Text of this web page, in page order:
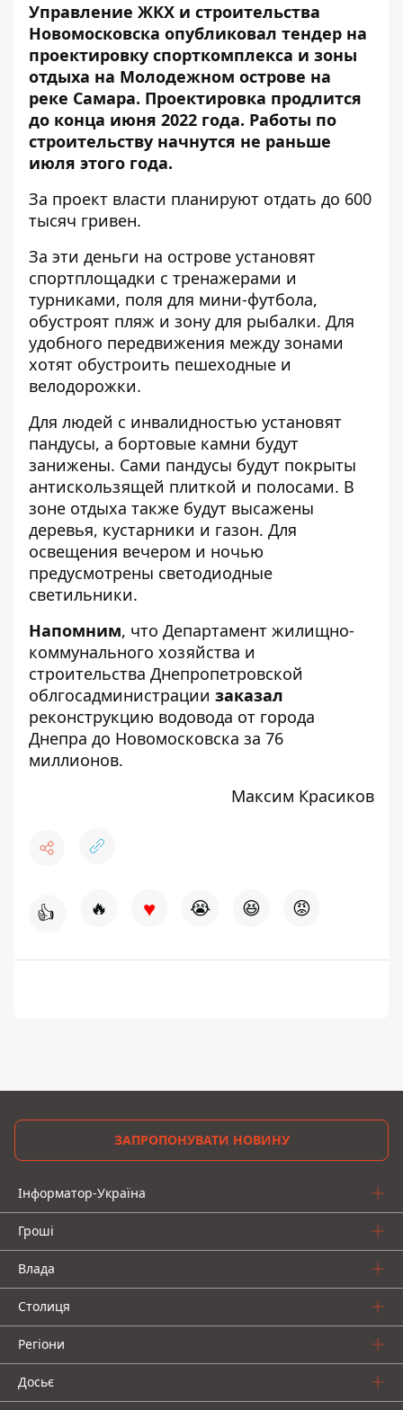
Управление ЖКХ и строительства
Новомосковска опубликовал тендер на
проектировку спорткомплекса и зоны
отдыха на Молодежном острове на
реке Самара. Проектировка продлится
до конца июня 2022 года. Работы по
строительству начнутся не раньше
июля этого года.
За проект власти планируют отдать до 600
тысяч гривен.
За эти деньги на острове установят
спортплощадки с тренажерами и
турниками, поля для мини-футбола,
обустроят пляж и зону для рыбалки. Для
удобного передвижения между зонами
хотят обустроить пешеходные и
велодорожки.
Для людей с инвалидностью установят
пандусы, а бортовые камни будут
занижены. Сами пандусы будут покрыты
антискользящей плиткой и полосами. В
зоне отдыха также будут высажены
деревья, кустарники и газон. Для
освещения вечером и ночью
предусмотрены светодиодные
светильники.
Напомним, что Департамент жилищно-
коммунального хозяйства и
строительства Днепропетровской
облгосадминистрации заказал
реконструкцию водовода от города
Днепра до Новомосковска за 76
миллионов.
Максим Красиков
👍 🔥 ♥ 😭 😆 😡
ЗАПРОПОНУВАТИ НОВИНУ
Інформатор-Україна
Гроші
Влада
Столиця
Регіони
Досьє